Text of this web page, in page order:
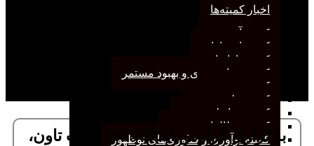
اخبار کمیته‌ها
کمیته آموزش
کمیته انتشارات
کمیته بازاریابی
کمیته برنامه‌ریزی و بهبود مستمر
کمیته پژوهش
کمیته علم سنجی
کمیته روابط‌عمومی
کمیته مطالعات صنفی
کمیته نوآوری و فناوری‌های نوظهور
برگزاری گزارش ایفلا: 2015: کیپ تاون،